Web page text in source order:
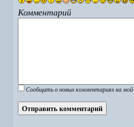
Комментарий
Сообщать о новых комментариях на мой